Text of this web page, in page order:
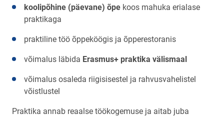
koolipõhine (päevane) õpe koos mahuka erialase
praktikaga
praktiline töö õppeköögis ja õpperestoranis
võimalus läbida Erasmus+ praktika välismaal
võimalus osaleda riigisisestel ja rahvusvahelistel
võistlustel
Praktika annab reaalse töökogemuse ja aitab juba